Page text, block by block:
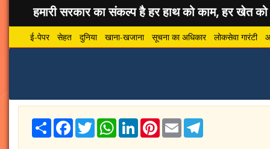
हमारी सरकार का संकल्प है हर हाथ को काम, हर खेत को
ई-पेपर सेहत दुनिया खाना-खजाना सूचना का अधिकार लोकसेवा गारंटी
ShareFacebook
TwitterWhatsApp
LinkedInPinterest
Email